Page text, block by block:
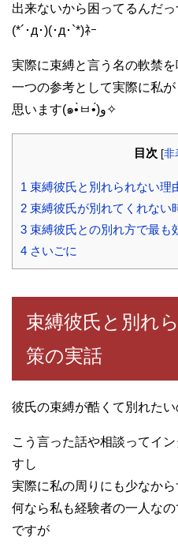
出来ないから困ってるんだっ
(*´･д･)(･д･`*)ﾈｰ
実際に束縛と言う名の軟禁
一つの参考として実際に私
思います(๑•̀ㅂ•́)و✧
目次 [非
1 束縛彼氏と別れられない理
2 束縛彼氏が別れてくれない
3 束縛彼氏との別れ方で最も
4 さいごに
束縛彼氏と別れ
策の実話
彼氏の束縛が酷くて別れた
こう言った話や相談ってイ
すし
実際に私の周りにも少なから
何なら私も経験者の一人な
ですが